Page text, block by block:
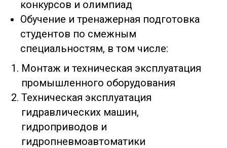
конкурсов и олимпиад
Обучение и тренажерная подготовка
студентов по смежным
специальностям, в том числе:
Монтаж и техническая эксплуатация
промышленного оборудования
Техническая эксплуатация
гидравлических машин,
гидроприводов и
гидропневмоавтоматики